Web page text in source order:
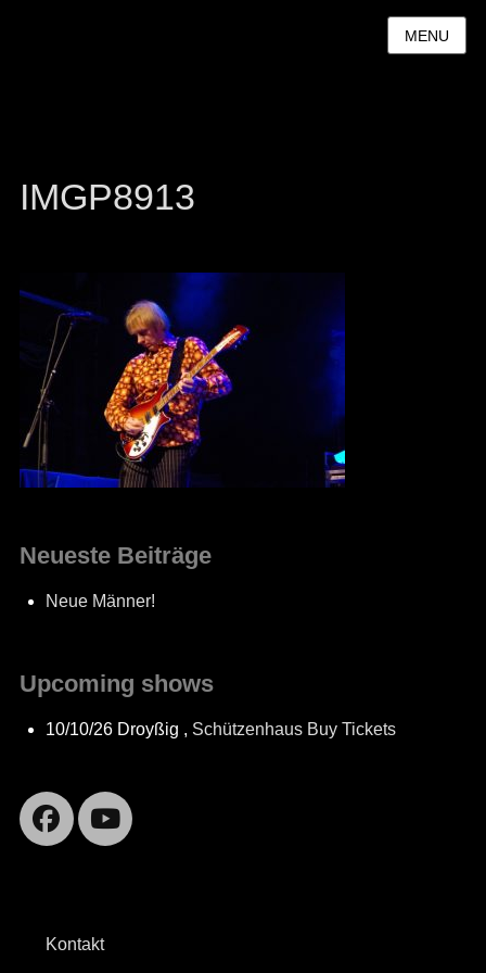
MENU
IMGP8913
Neueste Beiträge
Neue Männer!
Upcoming shows
10/10/26 Droyßig , Schützenhaus Buy Tickets
Facebook
YouTube
Kontakt